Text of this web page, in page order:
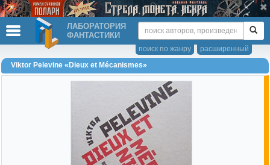
ЛАБОРАТОРИЯ
ФАНТАСТИКИ
расширенный
поиск по жанру
Viktor Pelevine «Dieux et Mécanismes»